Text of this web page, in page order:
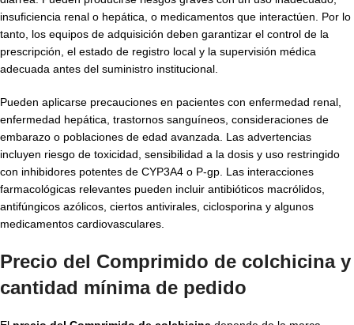
insuficiencia renal o hepática, o medicamentos que interactúen. Por lo
tanto, los equipos de adquisición deben garantizar el control de la
prescripción, el estado de registro local y la supervisión médica
adecuada antes del suministro institucional.
Pueden aplicarse precauciones en pacientes con enfermedad renal,
enfermedad hepática, trastornos sanguíneos, consideraciones de
embarazo o poblaciones de edad avanzada. Las advertencias
incluyen riesgo de toxicidad, sensibilidad a la dosis y uso restringido
con inhibidores potentes de CYP3A4 o P-gp. Las interacciones
farmacológicas relevantes pueden incluir antibióticos macrólidos,
antifúngicos azólicos, ciertos antivirales, ciclosporina y algunos
medicamentos cardiovasculares.
Precio del Comprimido de colchicina y
cantidad mínima de pedido